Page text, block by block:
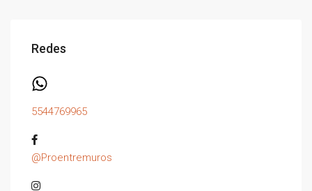
Redes
5544769965
@Proentremuros